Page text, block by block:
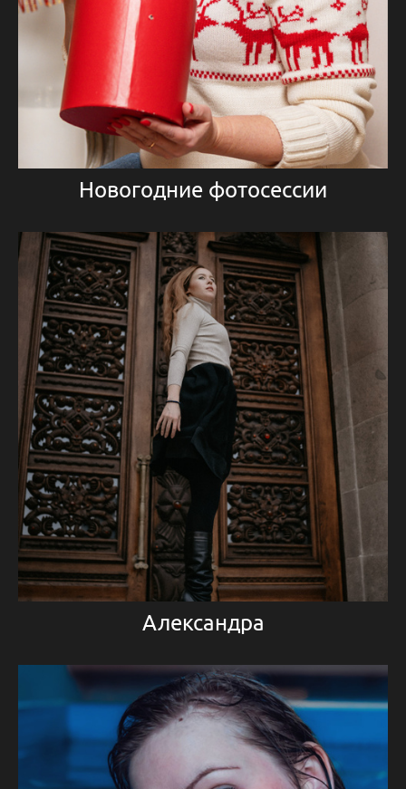
Новогодние фотосессии
Александра